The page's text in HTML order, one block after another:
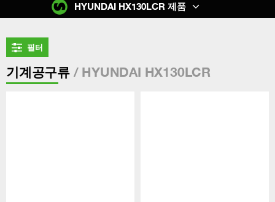
필터
기계공구류/ HYUNDAI HX130LCR
HYUNDAI HX130LCR 제품